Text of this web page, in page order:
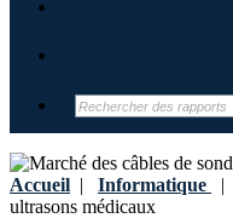
Accueil | Informatique |
ultrasons médicaux